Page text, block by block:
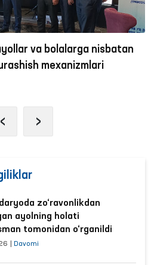
va bolalarga nisbatan
mexanizmlari
‹ ›
zo‘ravonlikdan
ayolning holati
tomonidan o‘rganildi
Davomi